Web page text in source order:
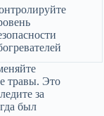
травы. Это
за
был